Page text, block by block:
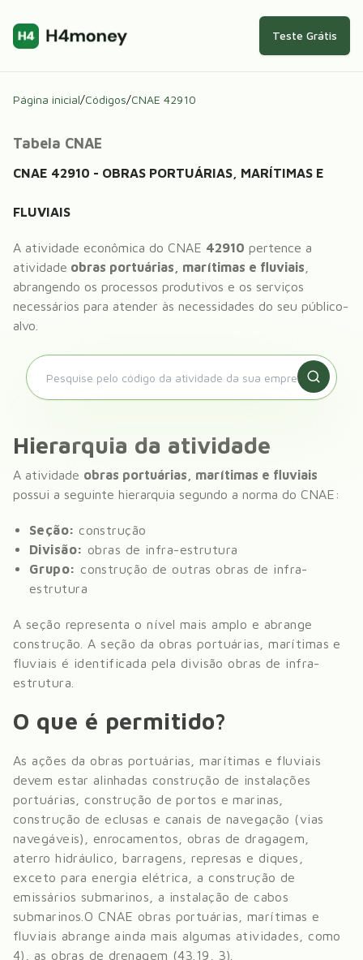
Teste Grátis
Página inicial/Códigos/CNAE 42910
Tabela CNAE
CNAE 42910 - OBRAS PORTUÁRIAS, MARÍTIMAS E
FLUVIAIS
A atividade econômica do CNAE 42910 pertence a
atividade obras portuárias, marítimas e fluviais
abrangendo os processos produtivos e os serviços
necessários para atender às necessidades do seu público-
alvo.
Hierarquia da atividade
A atividade obras portuárias, marítimas e fluviais
possui a seguinte hierarquia segundo a norma do CNAE:
Seção: construção
Divisão: obras de infra-estrutura
Grupo: construção de outras obras de infra-
estrutura
A seção representa o nível mais amplo e abrange
construção . A seção da obras portuárias, marítimas e
fluviais é identificada pela divisão obras de infra-
estrutura
O que é permitido?
As ações da obras portuárias, marítimas e fluviais
devem estar alinhadas construção de instalações
portuárias, construção de portos e marinas,
construção de eclusas e canais de navegação (vias
navegáveis), enrocamentos, obras de dragagem,
aterro hidráulico, barragens, represas e diques,
exceto para energia elétrica, a construção de
emissários submarinos, a instalação de cabos
submarinos. O CNAE obras portuárias, marítimas e
fluviais abrange ainda mais algumas atividades, como
4), as obras de drenagem (43.19, 3)